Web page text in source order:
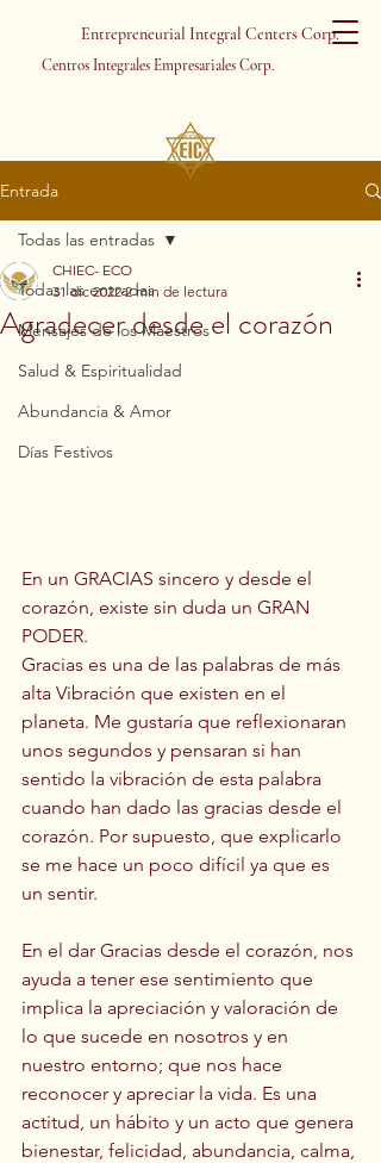
Entrepreneurial Integral Centers Corp.
Centros Integrales Empresariales Corp.
Entrada
Todas las entradas
Mensajes de los Maestros
Salud & Espiritualidad
Abundancia & Amor
Días Festivos
Todas las entradas
Agradecer desde el corazón
CHIEC- ECO
31 dic 2022 2 min de lectura
En un GRACIAS sincero y desde el
corazón, existe sin duda un GRAN
PODER.
Gracias es una de las palabras de más
alta Vibración que existen en el
planeta. Me gustaría que reflexionaran
unos segundos y pensaran si han
sentido la vibración de esta palabra
cuando han dado las gracias desde el
corazón. Por supuesto, que explicarlo
se me hace un poco difícil ya que es
un sentir.
En el dar Gracias desde el corazón, nos
ayuda a tener ese sentimiento que
implica la apreciación y valoración de
lo que sucede en nosotros y en
nuestro entorno; que nos hace
reconocer y apreciar la vida. Es una
actitud, un hábito y un acto que genera
bienestar, felicidad, abundancia, calma,